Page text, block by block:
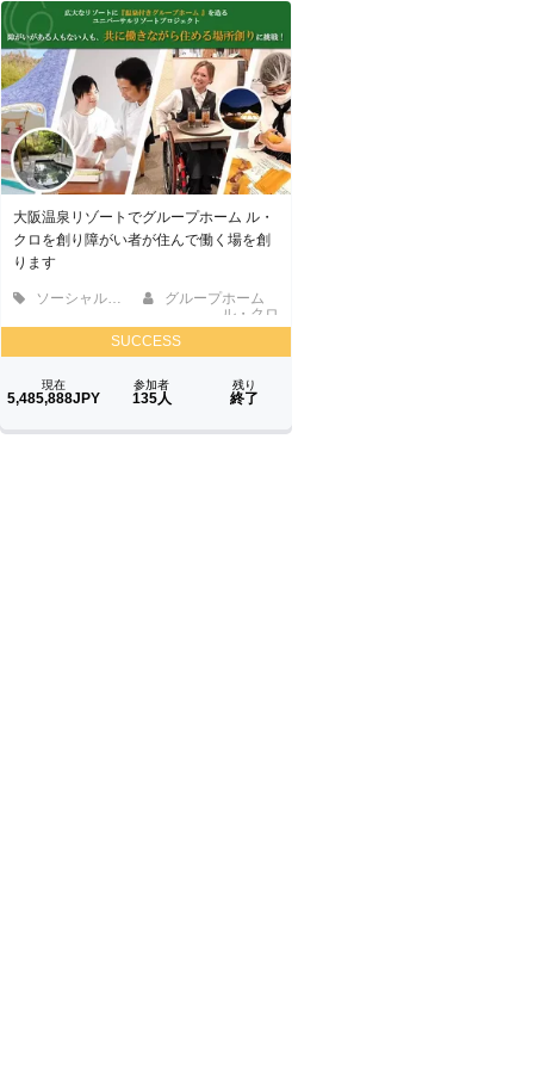
大阪温泉リゾートでグループホーム ル・
クロを創り障がい者が住んで働く場を創
ります
ソーシャルグッド
グループホーム
ル・クロ
SUCCESS
現在
5,485,888JPY
参加者
135人
残り
終了